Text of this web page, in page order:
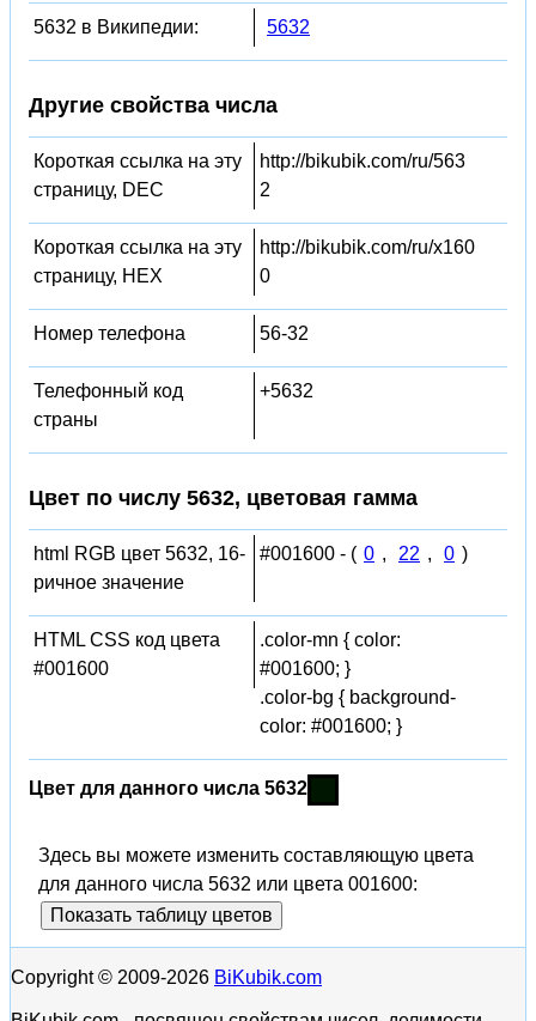
5632 в Википедии: 5632
Другие свойства числа
Короткая ссылка на эту
страницу, DEC
http://bikubik.com/ru/563
2
Короткая ссылка на эту
страницу, HEX
http://bikubik.com/ru/x160
0
Номер телефона 56-32
Телефонный код
страны
+5632
Цвет по числу 5632, цветовая гамма
html RGB цвет 5632, 16-
ричное значение
#001600 - ( 0 , 22 , 0 )
HTML CSS код цвета
#001600
.color-mn { color:
#001600; }
.color-bg { background-
color: #001600; }
Цвет для данного числа 5632
Здесь вы можете изменить составляющую цвета
для данного числа 5632 или цвета 001600:
Показать таблицу цветов
Copyright © 2009-2026 BiKubik.com